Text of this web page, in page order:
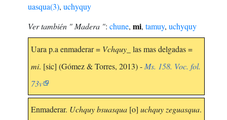
uasqua(3), uchyquy
Ver también " Madera ": chune, mi, tamuy, uchyquy
Uara p.a enmaderar = Vchquy _ las mas delgadas =
mi. [sic] (Gómez & Torres, 2013) - Ms. 158. Voc. fol.
73v
Enmaderar. Uchquy bsuasqua [o] uchquy zeguasqua.